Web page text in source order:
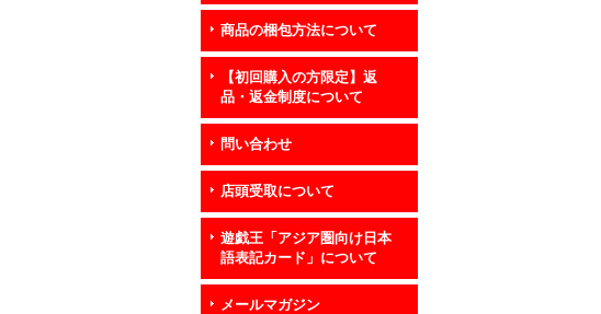
商品の梱包方法について
【初回購入の方限定】返
品・返金制度について
問い合わせ
店頭受取について
遊戯王「アジア圏向け日本
語表記カード」について
メールマガジン